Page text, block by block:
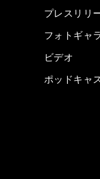
プレスリリ
フォトギャ
ビデオ
ポッドキャ